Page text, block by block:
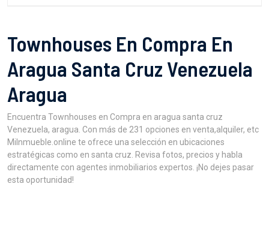
Townhouses En Compra En
Aragua Santa Cruz Venezuela
Aragua
Encuentra Townhouses en Compra en aragua santa cruz
Venezuela, aragua. Con más de 231 opciones en venta,alquiler, etc
MiInmueble.online te ofrece una selección en ubicaciones
estratégicas como en santa cruz. Revisa fotos, precios y habla
directamente con agentes inmobiliarios expertos. ¡No dejes pasar
esta oportunidad!